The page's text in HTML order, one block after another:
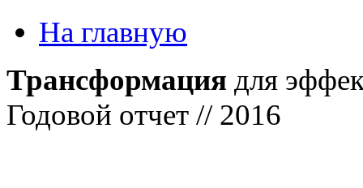
На главную
Трансформация для
Годовой отчет // 2016